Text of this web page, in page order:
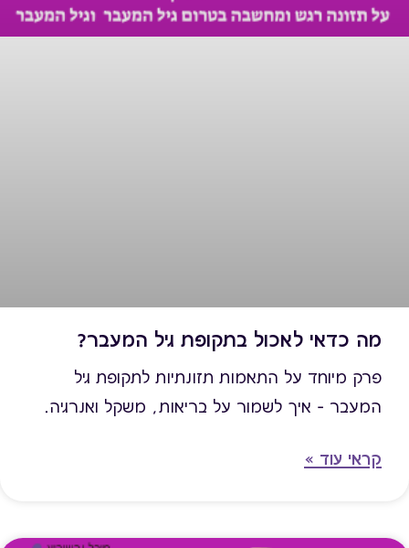
מה כדאי לאכול בתקופת גיל המעבר?
פרק מיוחד על התאמות תזונתיות לתקופת גיל
המעבר – איך לשמור על בריאות, משקל ואנרגיה.
קראי עוד »